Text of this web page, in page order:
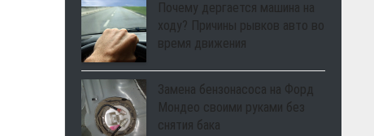
Почему дергается машина на
ходу? Причины рывков авто во
время движения
Замена бензонасоса на Форд
Мондео своими руками без
снятия бака